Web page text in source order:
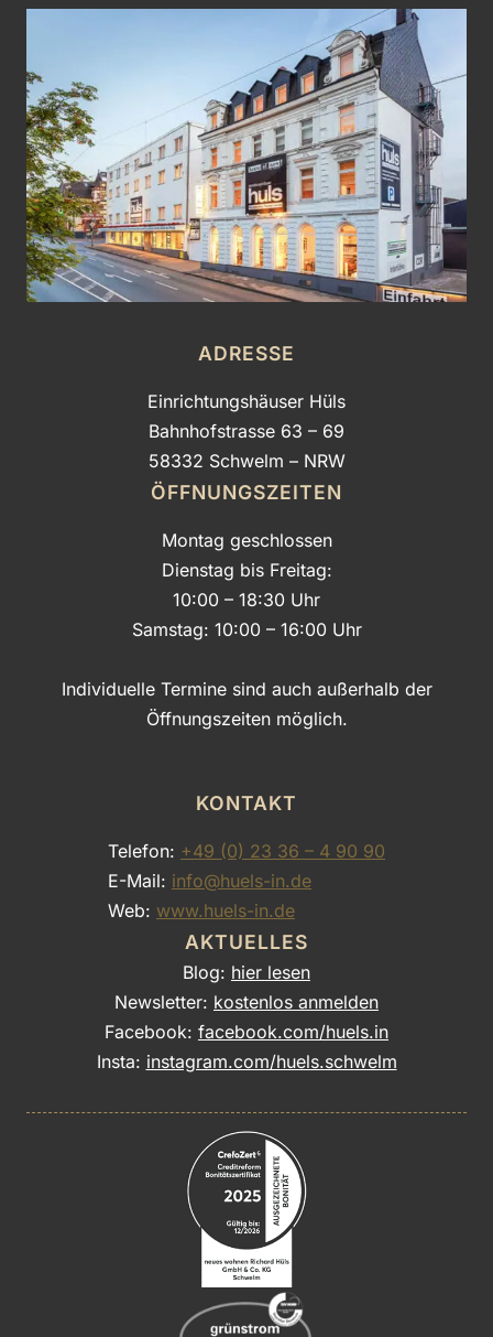
ADRESSE
Einrichtungshäuser Hüls
Bahnhofstrasse 63 – 69
58332 Schwelm – NRW
ÖFFNUNGSZEITEN
Montag geschlossen
Dienstag bis Freitag:
10:00 – 18:30 Uhr
Samstag: 10:00 – 16:00 Uhr
Individuelle Termine sind auch außerhalb der
Öffnungszeiten möglich.
KONTAKT
Telefon: +49 (0) 23 36 – 4 90 90
E-Mail: info@huels-in.de
Web: www.huels-in.de
AKTUELLES
Blog: hier lesen
Newsletter: kostenlos anmelden
Facebook: facebook.com/huels.in
Insta: instagram.com/huels.schwelm